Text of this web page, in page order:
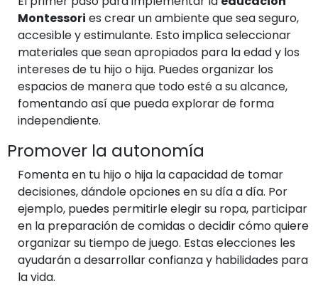
Montessori es crear un ambiente que sea seguro,
accesible y estimulante. Esto implica seleccionar
materiales que sean apropiados para la edad y los
intereses de tu hijo o hija. Puedes organizar los
espacios de manera que todo esté a su alcance,
fomentando así que pueda explorar de forma
independiente.
Promover la autonomía
Fomenta en tu hijo o hija la capacidad de tomar
decisiones, dándole opciones en su día a día. Por
ejemplo, puedes permitirle elegir su ropa, participar
en la preparación de comidas o decidir cómo quiere
organizar su tiempo de juego. Estas elecciones les
ayudarán a desarrollar confianza y habilidades para
la vida.